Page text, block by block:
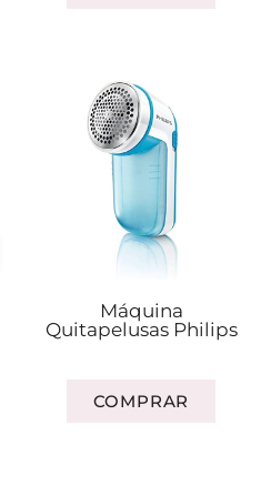
Máquina
Quitapelusas Philips
COMPRAR